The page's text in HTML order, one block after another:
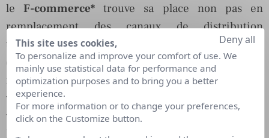
leF-commerce* trouve sa place non pas en
remplacement des canaux de distribution
traditionnels, mais en complément, en tant
qu’offre et point de contact supplémentaire. Car
même si aujourd’hui tout ne s’achète pas sur le
web, les achats s’y préparent bien souvent… mieux
vaut être prêt ! De grandes enseignes l’ont testé :
les fans c’est bien. Les fans qui achètent, et
This site uses cookies,
To personalize and improve your comfort of use. We
mainly use statistical data for performance and
optimization purposes and to bring you a better
experience.
For more information or to change your preferences,
click on the Customize button.
Deny all